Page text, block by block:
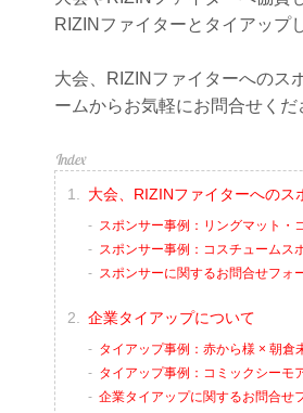
RIZINファイターとタイアップ
大会、RIZINファイターへのス
ームからお気軽にお問合せくだ
大会、RIZINファイターへのス
スポンサー事例：リングマット・
スポンサー事例：コスチュームス
スポンサーに関するお問合せフォ
企業タイアップについて
タイアップ事例：赤から様 × 朝倉
タイアップ事例：コミックシーモ
企業タイアップに関するお問合せ